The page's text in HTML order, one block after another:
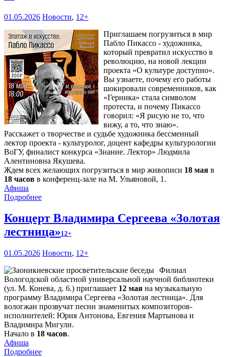
01.05.2026 Новости, 12+
Приглашаем погрузиться в мир
Пабло Пикассо - художника,
который превратил искусство в
революцию, на новой лекции
проекта «О культуре доступно».
Вы узнаете, почему его работы
шокировали современников, как
«Герника» стала символом
протеста, и почему Пикассо
говорил: «Я рисую не то, что
вижу, а то, что знаю».
Расскажет о творчестве и судьбе художника бессменный
лектор проекта - культуролог, доцент кафедры культурологии
ВоГУ, финалист конкурса «Знание. Лектор» Людмила
Алентиновна Якушева.
Ждем всех желающих погрузиться в мир живописи 18 мая в
18 часов в конференц-зале на М. Ульяновой, 1.
Афиша
Подробнее
Концерт Владимира Сергеева «Золотая
лестница»12+
01.05.2026 Новости, 12+
Филиал
Вологодской областной универсальной научной библиотеки
(ул. М. Конева, д. 6.) приглашает 12 мая на музыкальную
программу Владимира Сергеева «Золотая лестница». Для
вологжан прозвучат песни знаменитых композиторов-
исполнителей: Юрия Антонова, Евгения Мартынова и
Владимира Мигули.
Начало в 18 часов.
Афиша
Подробнее